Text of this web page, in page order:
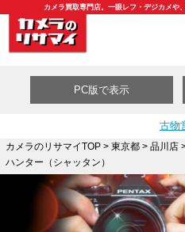
カメラ買取専門店。一眼レフ・デジカメや
PC版で表示
古物
カメラのリサマイTOP> 東京都> 品川店
ハンター（シャッタン）